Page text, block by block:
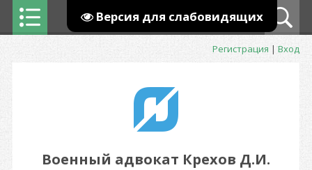
Версия для слабовидящих
Регистрация|Вход
Военный адвокат Крехов Д.И.